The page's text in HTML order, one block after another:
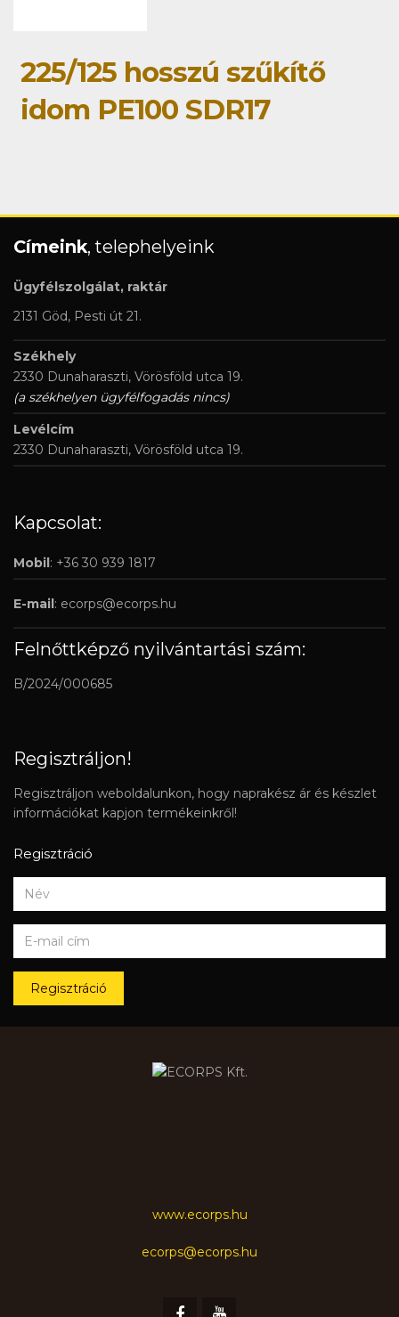
225/125 hosszú szűkítő
idom PE100 SDR17
Címeink, telephelyeink
Ügyfélszolgálat, raktár
2131 Göd, Pesti út 21.
Székhely
2330 Dunaharaszti, Vörösföld utca 19.
(a székhelyen ügyfélfogadás nincs)
Levélcím
2330 Dunaharaszti, Vörösföld utca 19.
Kapcsolat:
Mobil: +36 30 939 1817
E-mail: ecorps@ecorps.hu
Felnőttképző nyilvántartási szám:
B/2024/000685
Regisztráljon!
Regisztráljon weboldalunkon, hogy naprakész ár és készlet
információkat kapjon termékeinkről!
Regisztráció
Regisztráció
www.ecorps.hu
ecorps@ecorps.hu